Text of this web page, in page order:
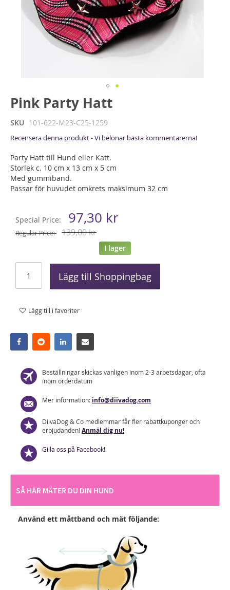
Beställningar skickas vanligen inom 2-3 arbetsdagar, ofta
inom orderdatum
Mer information: info@diivadog.com
DiivaDog & Co medlemmar får fler rabattkuponger och
erbjudanden!Anmäl dig nu!
Gilla oss på Facebook!
Pink Party Hatt
SKU 101-622-M23-C25-1259
Recensera denna produkt - Vi belönar bästa kommentarerna!
Party Hatt till Hund eller Katt.
Storlek c. 10 cm x 13 cm x 5 cm
Med gummiband.
Passar för huvudet omkrets maksimum 32 cm
Special Price 97,30 kr
Regular Price 139,00 kr
I lager
Lägg till Shoppingbag
Lägg till i favoriter
Hoppa
till
början
av
bildgalleriet
SÅ HÄR MÄTER DU DIN HUND
Använd ett måttband och mät följande: